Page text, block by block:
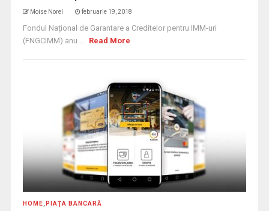
Moise Norel februarie 19, 2018
Fondul Național de Garantare a Creditelor pentru IMM-uri
(FNGCIMM) anu ... Read More
HOME PIAŢA BANCARĂ